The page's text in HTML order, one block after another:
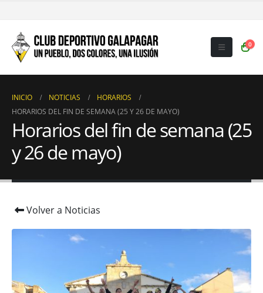
0
INICIO NOTICIAS
HORARIOS
HORARIOS DEL FIN DE SEMANA (25 Y 26 DE MAYO)
Horarios del fin de semana (25
y 26 de mayo)
Volver a Noticias